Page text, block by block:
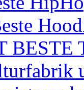
BESTE